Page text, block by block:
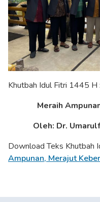
Khutbah Idul Fitri 1445 H :
Meraih
Oleh: Dr.
Download Teks Khutbah
Ampunan, Merajut